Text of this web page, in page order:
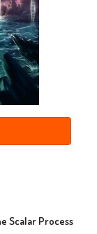
Scalar Process